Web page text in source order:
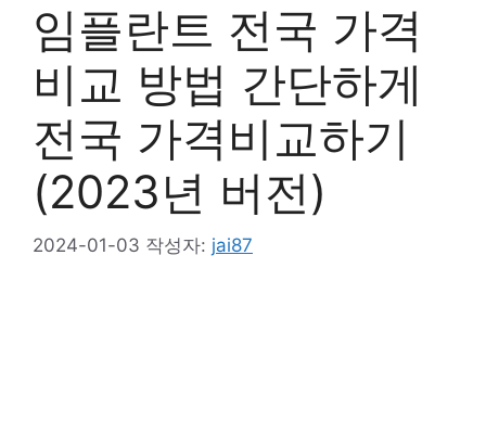
임플란트 전국 가격
비교 방법 간단하게
전국 가격비교하기
(2023년 버전)
2024-01-03 작성자: jai87